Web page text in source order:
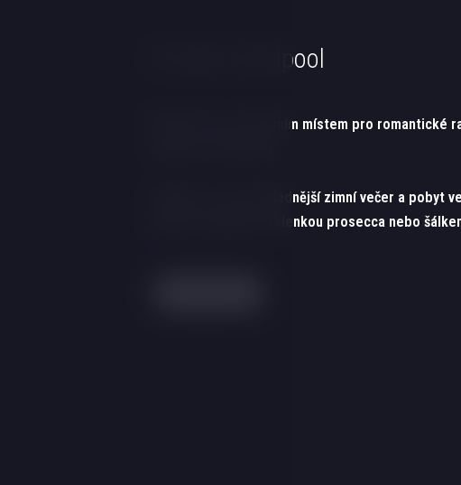
Privátní whirlpool
Whirlpool je perfektním místem pro romantické
Zahřeje i v ten nechladnější zimní večer a pobyt
můžete zpříjemnit sklenkou prosecca nebo